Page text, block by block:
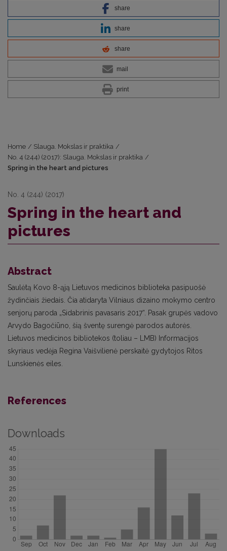
share
share
share
mail
print
Home / Slauga. Mokslas ir praktika /
No. 4 (244) (2017): Slauga. Mokslas ir praktika /
Spring in the heart and pictures
No. 4 (244) (2017)
Spring in the heart and
pictures
Abstract
Saulėtą Kovo 8-ąją Lietuvos medicinos biblioteka pasipuošė
žydinčiais žiedais. Čia atidaryta Vilniaus dizaino mokymo centro
senjorų paroda „Sidabrinis pavasaris 2017“. Pasak grupės vadovo
Arvydo Bagočiūno, šią šventę surengė parodos autorės.
Lietuvos medicinos bibliotekos (toliau – LMB) Informacijos
skyriaus vedėja Regina Vaišvilienė perskaitė gydytojos Ritos
Lunskienės eiles.
References
Downloads